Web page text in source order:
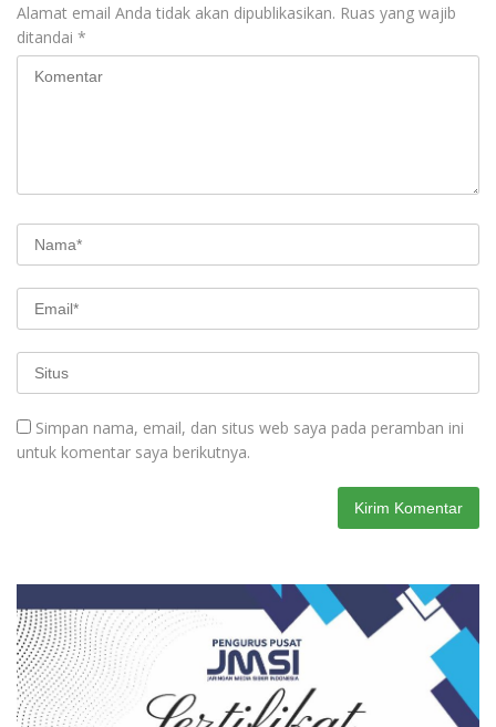
Alamat email Anda tidak akan dipublikasikan. Ruas yang wajib
ditandai *
Simpan nama, email, dan situs web saya pada peramban ini
untuk komentar saya berikutnya.